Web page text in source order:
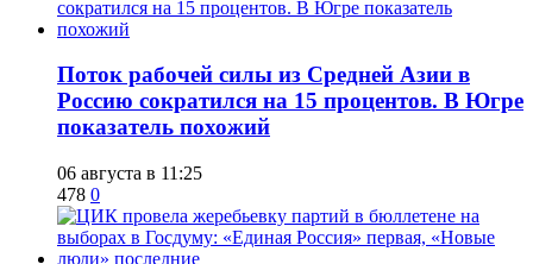
Поток рабочей силы из Средней Азии в
Россию сократился на 15 процентов. В Югре
показатель похожий
06 августа в 11:25
478 0